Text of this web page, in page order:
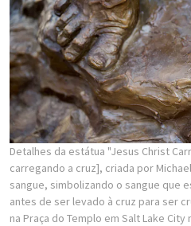
Detalhes da estátua "Jesus Christ
carregando a cruz], criada por
sangue, simbolizando o sangue que
antes de ser levado à cruz para ser
na Praça do Templo em Salt Lake